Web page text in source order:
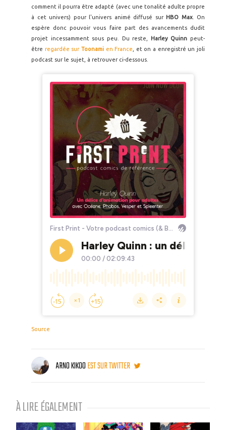
comment il pourra être adapté (avec une tonalité adulte propre
à cet univers) pour l'univers animé diffusé sur HBO Max. On
espère donc pouvoir vous faire part des avancements dudit
projet incessamment sous peu. Du reste,
Harley Quinn peut-
être regardée sur Toonami en France
, et on a enregistré un joli
podcast sur le sujet, à retrouver ci-dessous.
Source
ARNO KIKOOEST SUR TWITTER
À LIRE ÉGALEMENT